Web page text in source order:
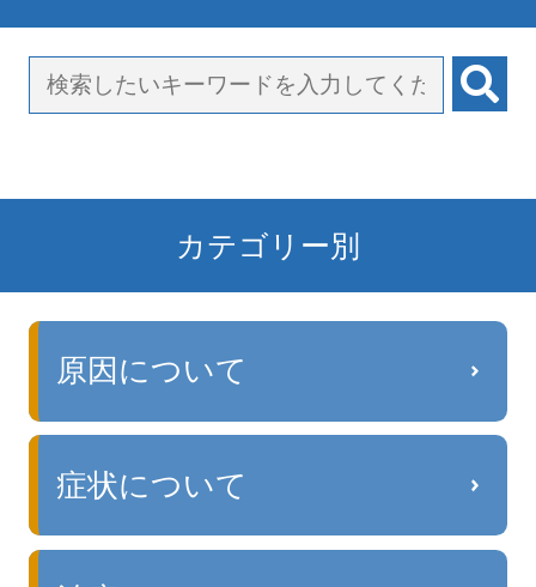
カテゴリー別
原因について
症状について